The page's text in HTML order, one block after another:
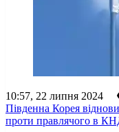
10:57, 22 липня 2024
Південна Корея
проти правлячого в